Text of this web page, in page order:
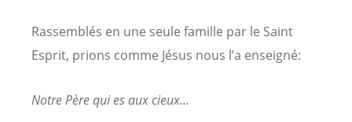
Rassemblés en une seule famille par le Saint
Esprit, prions comme Jésus nous l’a enseigné:
Notre Père qui es aux cieux...